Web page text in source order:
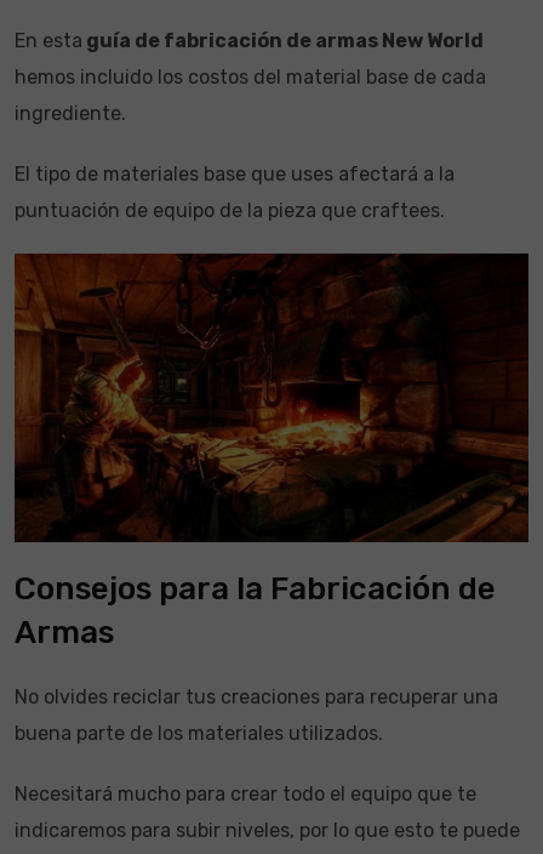
En esta guía de fabricación de armas New World
hemos incluido los costos del material base de cada
ingrediente.
El tipo de materiales base que uses afectará a la
puntuación de equipo de la pieza que craftees.
Consejos para la Fabricación de
Armas
No olvides reciclar tus creaciones para recuperar una
buena parte de los materiales utilizados.
Necesitará mucho para crear todo el equipo que te
indicaremos para subir niveles, por lo que esto te puede